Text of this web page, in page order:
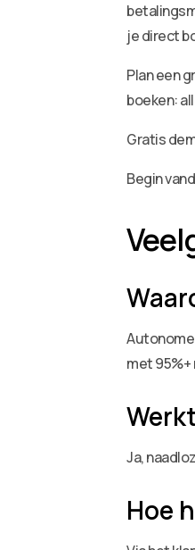
je direct
Plan een
boeken:
Gratis
Begin
met
Ja,
Hoe